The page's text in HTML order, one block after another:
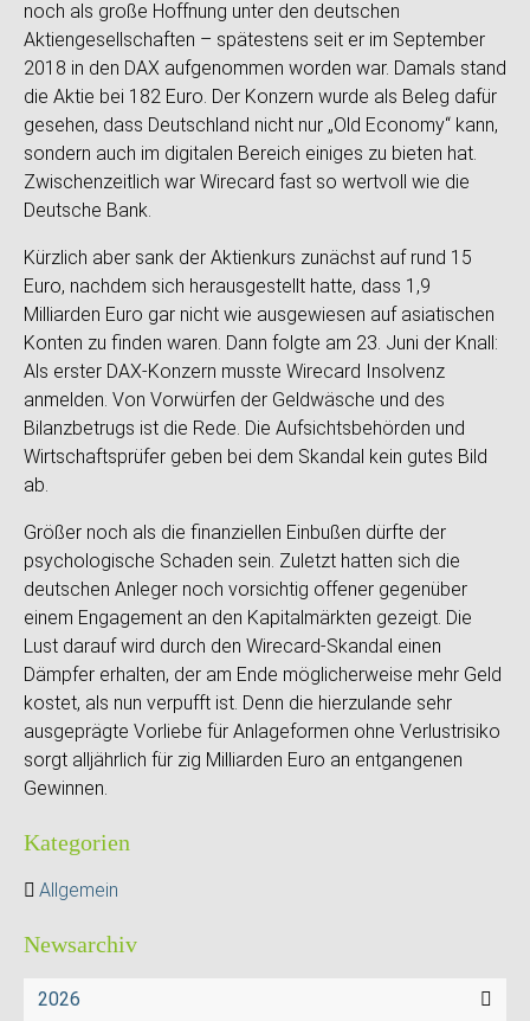
noch als große Hoffnung unter den deutschen
Aktiengesellschaften – spätestens seit er im September
2018 in den DAX aufgenommen worden war. Damals stand
die Aktie bei 182 Euro. Der Konzern wurde als Beleg dafür
gesehen, dass Deutschland nicht nur „Old Economy“ kann,
sondern auch im digitalen Bereich einiges zu bieten hat.
Zwischenzeitlich war Wirecard fast so wertvoll wie die
Deutsche Bank.
Kürzlich aber sank der Aktienkurs zunächst auf rund 15
Euro, nachdem sich herausgestellt hatte, dass 1,9
Milliarden Euro gar nicht wie ausgewiesen auf asiatischen
Konten zu finden waren. Dann folgte am 23. Juni der Knall:
Als erster DAX-Konzern musste Wirecard Insolvenz
anmelden. Von Vorwürfen der Geldwäsche und des
Bilanzbetrugs ist die Rede. Die Aufsichtsbehörden und
Wirtschaftsprüfer geben bei dem Skandal kein gutes Bild
ab.
Größer noch als die finanziellen Einbußen dürfte der
psychologische Schaden sein. Zuletzt hatten sich die
deutschen Anleger noch vorsichtig offener gegenüber
einem Engagement an den Kapitalmärkten gezeigt. Die
Lust darauf wird durch den Wirecard-Skandal einen
Dämpfer erhalten, der am Ende möglicherweise mehr Geld
kostet, als nun verpufft ist. Denn die hierzulande sehr
ausgeprägte Vorliebe für Anlageformen ohne Verlustrisiko
sorgt alljährlich für zig Milliarden Euro an entgangenen
Gewinnen.
Kategorien
Allgemein
Newsarchiv
2026